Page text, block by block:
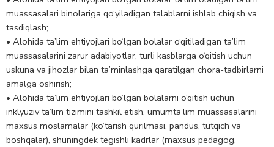
muassasalari binolariga qo‘yiladigan talablarni ishlab chiqish va
tasdiqlash;
• Alohida ta’lim ehtiyojlari bo‘lgan bolalar o‘qitiladigan ta’lim
muassasalarini zarur adabiyotlar, turli kasblarga o‘qitish uchun
uskuna va jihozlar bilan ta’minlashga qaratilgan chora-tadbirlarni
amalga oshirish;
• Alohida ta’lim ehtiyojlari bo‘lgan bolalarni o‘qitish uchun
inklyuziv ta’lim tizimini tashkil etish, umumta’lim muassasalarini
maxsus moslamalar (ko‘tarish qurilmasi, pandus, tutqich va
boshqalar), shuningdek tegishli kadrlar (maxsus pedagog,